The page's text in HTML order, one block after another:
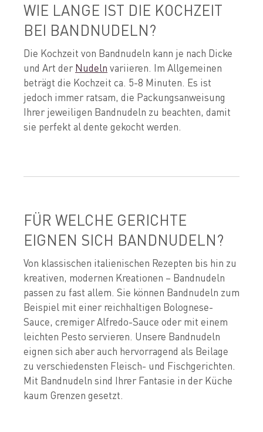
WIE LANGE IST DIE KOCHZEIT
BEI BANDNUDELN?
Die Kochzeit von Bandnudeln kann je nach Dicke
und Art der Nudeln variieren. Im Allgemeinen
beträgt die Kochzeit ca. 5-8 Minuten. Es ist
jedoch immer ratsam, die Packungsanweisung
Ihrer jeweiligen Bandnudeln zu beachten, damit
sie perfekt al dente gekocht werden.
FÜR WELCHE GERICHTE
EIGNEN SICH BANDNUDELN?
Von klassischen italienischen Rezepten bis hin zu
kreativen, modernen Kreationen – Bandnudeln
passen zu fast allem. Sie können Bandnudeln zum
Beispiel mit einer reichhaltigen Bolognese-
Sauce, cremiger Alfredo-Sauce oder mit einem
leichten Pesto servieren. Unsere Bandnudeln
eignen sich aber auch hervorragend als Beilage
zu verschiedensten Fleisch- und Fischgerichten.
Mit Bandnudeln sind Ihrer Fantasie in der Küche
kaum Grenzen gesetzt.